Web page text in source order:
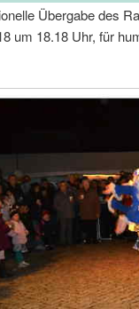
Übergabe des
um 18.18 Uhr, für